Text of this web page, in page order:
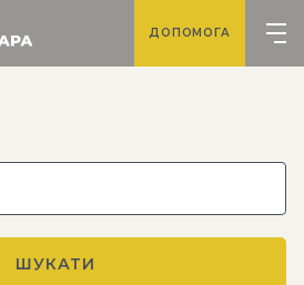
ДОПОМОГА
ШУКАТИ